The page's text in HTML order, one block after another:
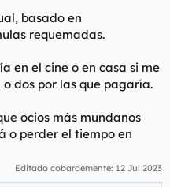
basado en
requemadas.
en el cine o en casa si me
o dos por las que pagaría.
ocios más mundanos
o perder el tiempo en
Editado cobardemente: 12 Jul 2023